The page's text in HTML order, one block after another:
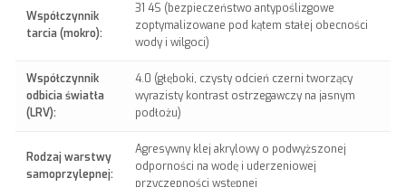
Współczynnik
tarcia (mokro):
31 4S (bezpieczeństwo antypoślizgowe
zoptymalizowane pod kątem stałej obecności
wody i wilgoci)
Współczynnik
odbicia światła
(LRV):
4.0 (głęboki, czysty odcień czerni tworzący
wyrazisty kontrast ostrzegawczy na jasnym
podłożu)
Rodzaj warstwy
samoprzylepnej:
Agresywny klej akrylowy o podwyższonej
odporności na wodę i uderzeniowej
przyczepności wstępnej